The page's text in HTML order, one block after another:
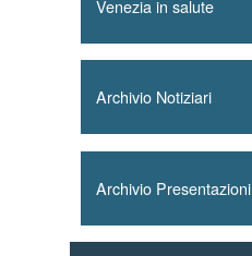
Venezia in salute
Archivio Notiziari
Archivio Presentazioni